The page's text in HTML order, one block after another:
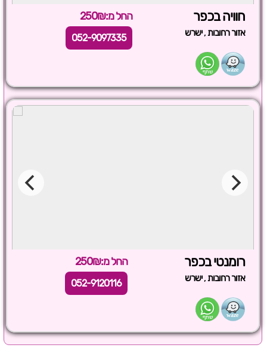
חוויה בכפר החל מ:250₪
אזור רחובות,ישרש 052-9097335
רומנטי בכפר החל מ:250₪
אזור רחובות,ישרש 052-9120116